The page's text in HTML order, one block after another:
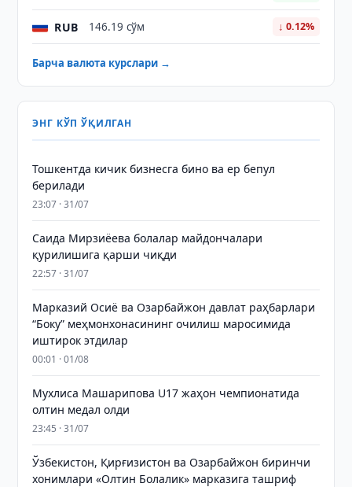
RUB 146.19 сўм ↓ 0.12%
Барча валюта курслари →
ЭНГ КЎП ЎҚИЛГАН
Тошкентда кичик бизнесга бино ва ер бепул
берилади
23:07 · 31/07
Саида Мирзиёева болалар майдончалари
қурилишига қарши чиқди
22:57 · 31/07
Марказий Осиё ва Озарбайжон давлат раҳбарлари
“Боку” меҳмонхонасининг очилиш маросимида
иштирок этдилар
00:01 · 01/08
Мухлиса Машарипова U17 жаҳон чемпионатида
олтин медал олди
23:45 · 31/07
Ўзбекистон, Қирғизистон ва Озарбайжон биринчи
хонимлари «Олтин Болалик» марказига ташриф